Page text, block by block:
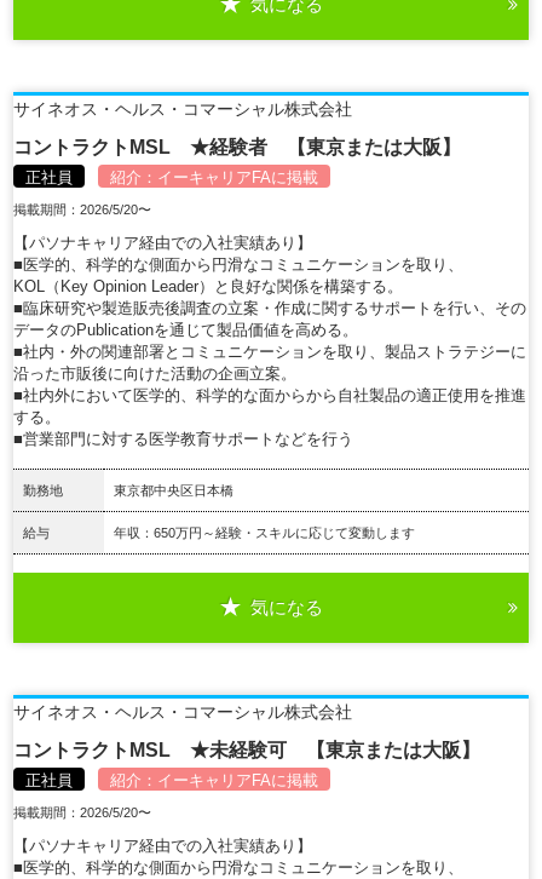
気になる
サイネオス・ヘルス・コマーシャル株式会社
コントラクトMSL ★経験者 【東京または大阪】
正社員 紹介： イーキャリアFAに掲載
掲載期間：2026/5/20〜
【パソナキャリア経由での入社実績あり】
■医学的、科学的な側面から円滑なコミュニケーションを取り、
KOL（Key Opinion Leader）と良好な関係を構築する。
■臨床研究や製造販売後調査の立案・作成に関するサポートを行い、その
データのPublicationを通じて製品価値を高める。
■社内・外の関連部署とコミュニケーションを取り、製品ストラテジーに
沿った市販後に向けた活動の企画立案。
■社内外において医学的、科学的な面からから自社製品の適正使用を推進
する。
■営業部門に対する医学教育サポートなどを行う
勤務地 東京都中央区日本橋
給与 年収：650万円～経験・スキルに応じて変動します
気になる
サイネオス・ヘルス・コマーシャル株式会社
コントラクトMSL ★未経験可 【東京または大阪】
正社員 紹介： イーキャリアFAに掲載
掲載期間：2026/5/20〜
【パソナキャリア経由での入社実績あり】
■医学的、科学的な側面から円滑なコミュニケーションを取り、